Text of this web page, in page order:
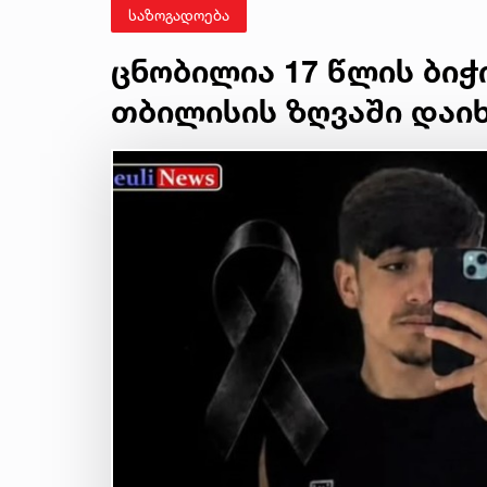
საზოგადოება
ცნობილია 17 წლის
თბილისის ზღვაში